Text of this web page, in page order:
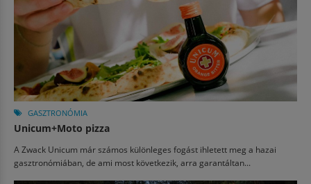
GASZTRONÓMIA
Unicum+Moto pizza
A Zwack Unicum már számos különleges fogást ihletett meg a hazai
gasztronómiában, de ami most következik, arra garantáltan...